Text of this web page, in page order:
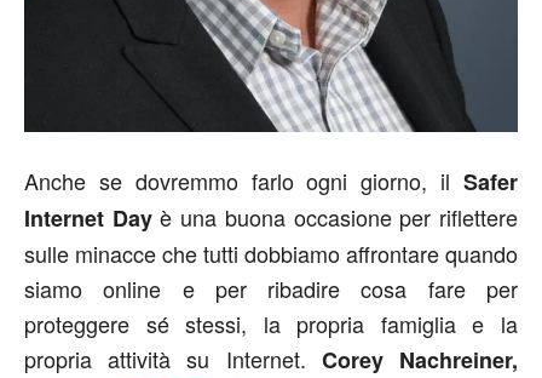
Anche se dovremmo farlo ogni giorno, il Safer
Internet Dayè una buona occasione per riflettere
sulle minacce che tutti dobbiamo affrontare quando
siamo online e per ribadire cosa fare per
proteggere sé stessi, la propria famiglia e la
propria attività su Internet. Corey Nachreiner,